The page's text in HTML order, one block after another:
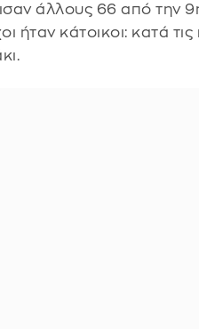
άλλους 66 από την
ήταν κάτοικοι: κατά